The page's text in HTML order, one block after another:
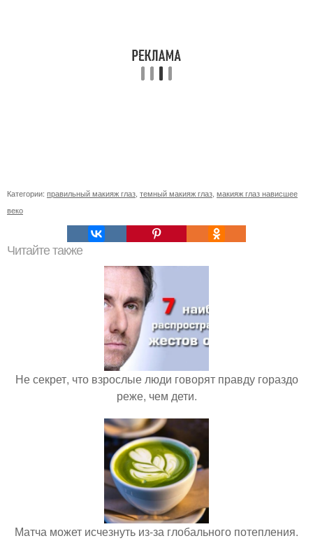
Категории: правильный макияж глаз темный макияж глаз макияж глаз нависшее
веко
Читайте также
Не секрет, что взрослые люди говорят правду гораздо
реже, чем дети.
Матча может исчезнуть из-за глобального потепления.